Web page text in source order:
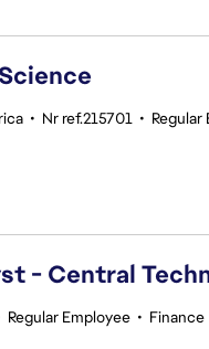
• Nr ref.215701 • Regular
- Central
Regular Employee • Finance